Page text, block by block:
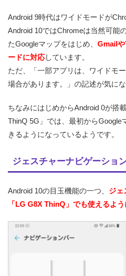
Android 9時代はワイドモードが
Android 10ではChromeは当然可能
たGoogleマップをはじめ、 Gmail
ードに対応しています。
ただ、「一部アプリは、ワイドモ
場合があります。」の記述が気に
ちなみにはじめからAndroid 0が搭
ThinQ 5G」では、最初からGoogle
きるようになっているようです。
ジェスチャーナビゲーショ
Android 10の目玉機能の一つ、 ジェ
「LG G8X ThinQ」でも使えるよう